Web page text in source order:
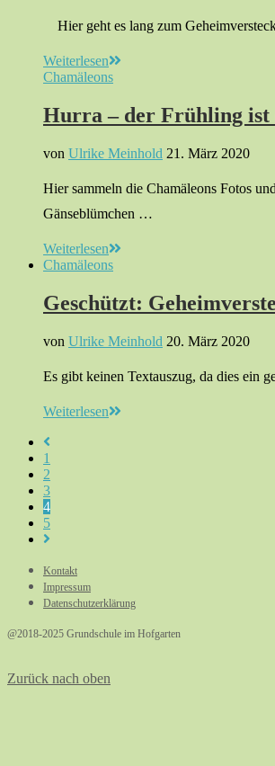
Hier geht es lang zum
Weiterlesen
Chamäleons
Hurra – der Frühling ist
von Ulrike Meinhold 21. März 2020
Hier sammeln die Chamäleons Fotos
Gänseblümchen …
Weiterlesen
Chamäleons
Geschützt:
von Ulrike Meinhold 20. März 2020
Es gibt keinen Textauszug, da dies ein
Weiterlesen
1
2
3
4
5
Kontakt
Impressum
Datenschutzerklärung
@2018-2025 Grundschule im Hofgarten
Zurück nach oben